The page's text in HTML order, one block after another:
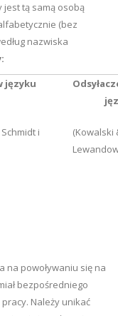
tą samą osobą
(bez
nazwiska
języku
i
(Kowalski
na powoływaniu się na
bezpośredniego
Należy unikać